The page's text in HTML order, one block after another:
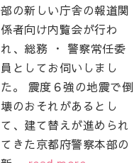
部の新しい庁舎の報道関
係者向け内覧会が行わ
れ、総務 ・ 警察常任委
員としてお伺いしまし
た。 震度６強の地震で倒
壊のおそれがあるとし
て、建て替えが進められ
てきた京都府警察本部の